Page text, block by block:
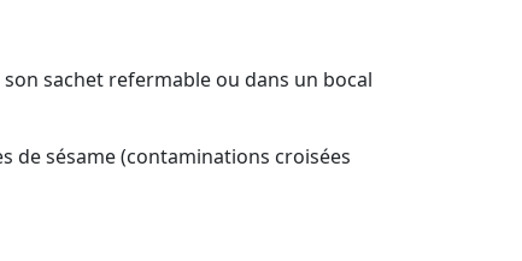
sachet refermable ou dans un bocal
de sésame (contaminations croisées